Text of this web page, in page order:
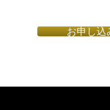
お申し込